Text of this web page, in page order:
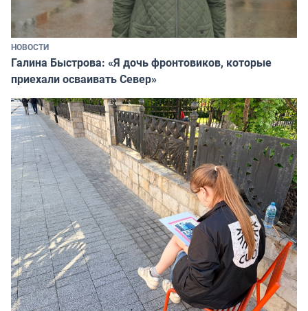
НОВОСТИ
Галина Быстрова: «Я дочь фронтовиков, которые
приехали осваивать Север»